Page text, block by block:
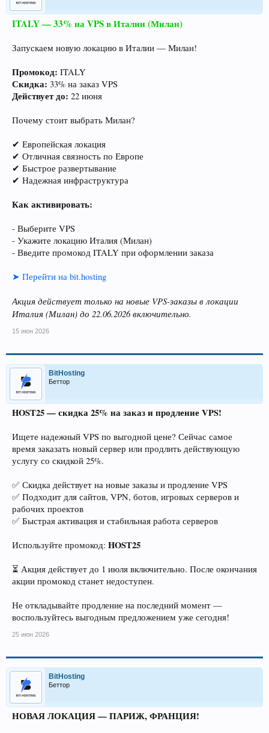
ITALY — 33% на VPS в Италии (Милан)
Запускаем новую локацию в Италии — Милан!
Промокод: ITALY
Скидка: 33% на заказ VPS
Действует до: 22 июня
Почему стоит выбрать Милан?
✔ Европейская локация
✔ Отличная связность по Европе
✔ Быстрое развертывание
✔ Надежная инфраструктура
Как активировать:
- Выберите VPS
- Укажите локацию Италия (Милан)
- Введите промокод ITALY при оформлении заказа
➤ Перейти на bit.hosting
Акция действует только на новые VPS-заказы в локации
Италия (Милан) до 22.06.2026 включительно.
15 июн 2026
BitHosting
Беттор
HOST25 — скидка 25% на заказ и продление VPS!
Ищете надежный VPS по выгодной цене? Сейчас самое
время заказать новый сервер или продлить действующую
услугу со скидкой 25%.
✅ Скидка действует на новые заказы и продление VPS
✅ Подходит для сайтов, VPN, ботов, игровых серверов и
рабочих проектов
✅ Быстрая активация и стабильная работа серверов
Используйте промокод: HOST25
⏳ Акция действует до 1 июля включительно. После окончания
акции промокод станет недоступен.
Не откладывайте продление на последний момент —
воспользуйтесь выгодным предложением уже сегодня!
25 июн 2026
BitHosting
Беттор
НОВАЯ ЛОКАЦИЯ — ПАРИЖ, ФРАНЦИЯ!